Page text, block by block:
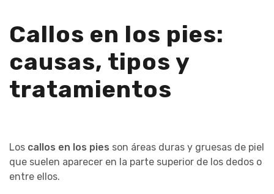
Callos en los pies:
causas, tipos y
tratamientos
Los callos en los pies son áreas duras y gruesas de piel
que suelen aparecer en la parte superior de los dedos o
entre ellos.